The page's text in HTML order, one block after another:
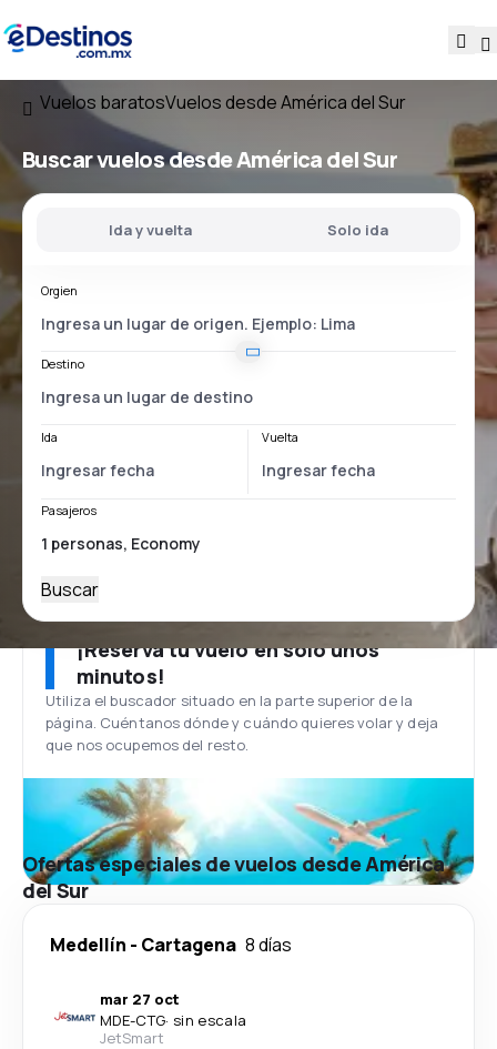
Vuelos baratosVuelos desde América del Sur
Buscar vuelos desde América del Sur
Ida y vuelta Solo ida
Orgien
Destino
Ida Vuelta
Pasajeros
Buscar
¡Reserva tu vuelo en solo unos
minutos!
Utiliza el buscador situado en la parte superior de la
página. Cuéntanos dónde y cuándo quieres volar y deja
que nos ocupemos del resto.
Ofertas especiales de vuelos desde América
del Sur
Medellín - Cartagena 8 días
mar 27 oct
MDE-CTG· sin escala
JetSmart